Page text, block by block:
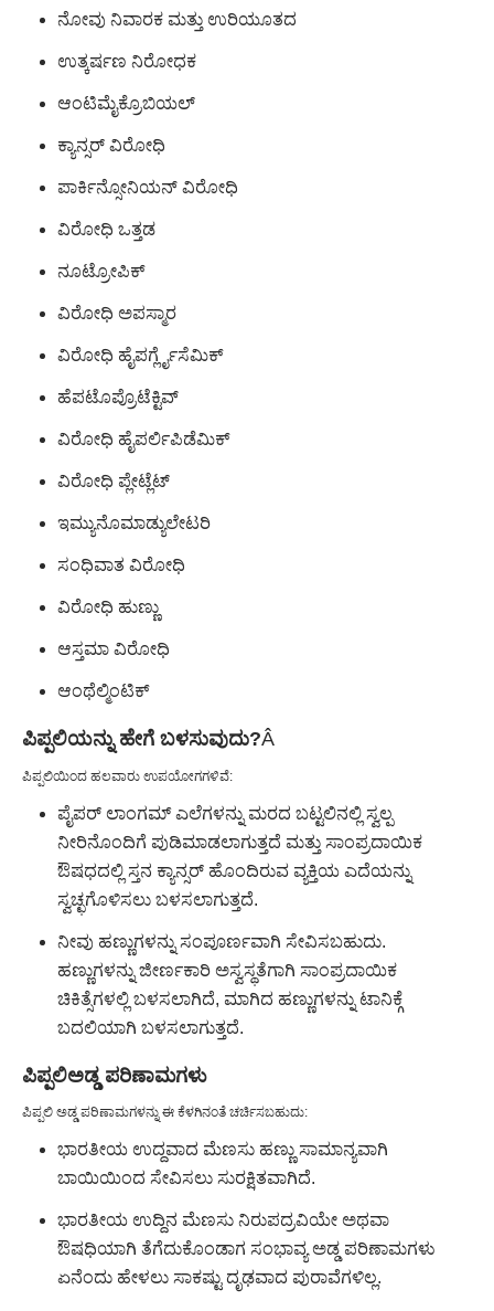
ನೋವು ನಿವಾರಕ ಮತ್ತು ಉರಿಯೂತದ
ಉತ್ಕರ್ಷಣ ನಿರೋಧಕ
ಆಂಟಿಮೈಕ್ರೊಬಿಯಲ್
ಕ್ಯಾನ್ಸರ್ ವಿರೋಧಿ
ಪಾರ್ಕಿನ್ಸೋನಿಯನ್ ವಿರೋಧಿ
ವಿರೋಧಿ ಒತ್ತಡ
ನೂಟ್ರೋಪಿಕ್
ವಿರೋಧಿ ಅಪಸ್ಮಾರ
ವಿರೋಧಿ ಹೈಪರ್ಗ್ಲೈಸೆಮಿಕ್
ಹೆಪಟೊಪ್ರೊಟೆಕ್ಟಿವ್
ವಿರೋಧಿ ಹೈಪರ್ಲಿಪಿಡೆಮಿಕ್
ವಿರೋಧಿ ಪ್ಲೇಟ್ಲೆಟ್
ಇಮ್ಯುನೊಮಾಡ್ಯುಲೇಟರಿ
ಸಂಧಿವಾತ ವಿರೋಧಿ
ವಿರೋಧಿ ಹುಣ್ಣು
ಆಸ್ತಮಾ ವಿರೋಧಿ
ಆಂಥೆಲ್ಮಿಂಟಿಕ್
ಪಿಪ್ಪಲಿಯನ್ನು ಹೇಗೆ ಬಳಸುವುದು?Â
ಪಿಪ್ಪಲಿಯಿಂದ ಹಲವಾರು ಉಪಯೋಗಗಳಿವೆ:
ಪೈಪರ್ ಲಾಂಗಮ್ ಎಲೆಗಳನ್ನು ಮರದ ಬಟ್ಟಲಿನಲ್ಲಿ ಸ್ವಲ್ಪ
ನೀರಿನೊಂದಿಗೆ ಪುಡಿಮಾಡಲಾಗುತ್ತದೆ ಮತ್ತು ಸಾಂಪ್ರದಾಯಿಕ
ಔಷಧದಲ್ಲಿ ಸ್ತನ ಕ್ಯಾನ್ಸರ್ ಹೊಂದಿರುವ ವ್ಯಕ್ತಿಯ ಎದೆಯನ್ನು
ಸ್ವಚ್ಛಗೊಳಿಸಲು ಬಳಸಲಾಗುತ್ತದೆ.
ನೀವು ಹಣ್ಣುಗಳನ್ನು ಸಂಪೂರ್ಣವಾಗಿ ಸೇವಿಸಬಹುದು.
ಹಣ್ಣುಗಳನ್ನು ಜೀರ್ಣಕಾರಿ ಅಸ್ವಸ್ಥತೆಗಾಗಿ ಸಾಂಪ್ರದಾಯಿಕ
ಚಿಕಿತ್ಸೆಗಳಲ್ಲಿ ಬಳಸಲಾಗಿದೆ, ಮಾಗಿದ ಹಣ್ಣುಗಳನ್ನು ಟಾನಿಕ್ಗೆ
ಬದಲಿಯಾಗಿ ಬಳಸಲಾಗುತ್ತದೆ.
ಪಿಪ್ಪಲಿಅಡ್ಡ ಪರಿಣಾಮಗಳು
ಪಿಪ್ಪಲಿ ಅಡ್ಡ ಪರಿಣಾಮಗಳನ್ನು ಈ ಕೆಳಗಿನಂತೆ ಚರ್ಚಿಸಬಹುದು:
ಭಾರತೀಯ ಉದ್ದವಾದ ಮೆಣಸು ಹಣ್ಣು ಸಾಮಾನ್ಯವಾಗಿ
ಬಾಯಿಯಿಂದ ಸೇವಿಸಲು ಸುರಕ್ಷಿತವಾಗಿದೆ.
ಭಾರತೀಯ ಉದ್ದಿನ ಮೆಣಸು ನಿರುಪದ್ರವಿಯೇ ಅಥವಾ
ಔಷಧಿಯಾಗಿ ತೆಗೆದುಕೊಂಡಾಗ ಸಂಭಾವ್ಯ ಅಡ್ಡ ಪರಿಣಾಮಗಳು
ಏನೆಂದು ಹೇಳಲು ಸಾಕಷ್ಟು ದೃಢವಾದ ಪುರಾವೆಗಳಿಲ್ಲ.